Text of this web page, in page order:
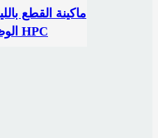
ماكينة القطع
الوظائف من سلسلة HPC